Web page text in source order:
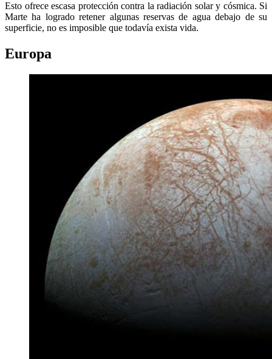
Esto ofrece escasa protección contra la radiación solar y cósmica. Si
Marte ha logrado retener algunas reservas de agua debajo de su
superficie, no es imposible que todavía exista vida.
Europa